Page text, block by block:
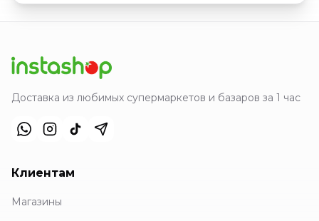
Доставка из любимых супермаркетов и базаров за 1 час
Клиентам
Магазины